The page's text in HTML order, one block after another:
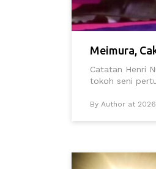
Meimura,
Catatan Henri
tokoh seni
By Author at